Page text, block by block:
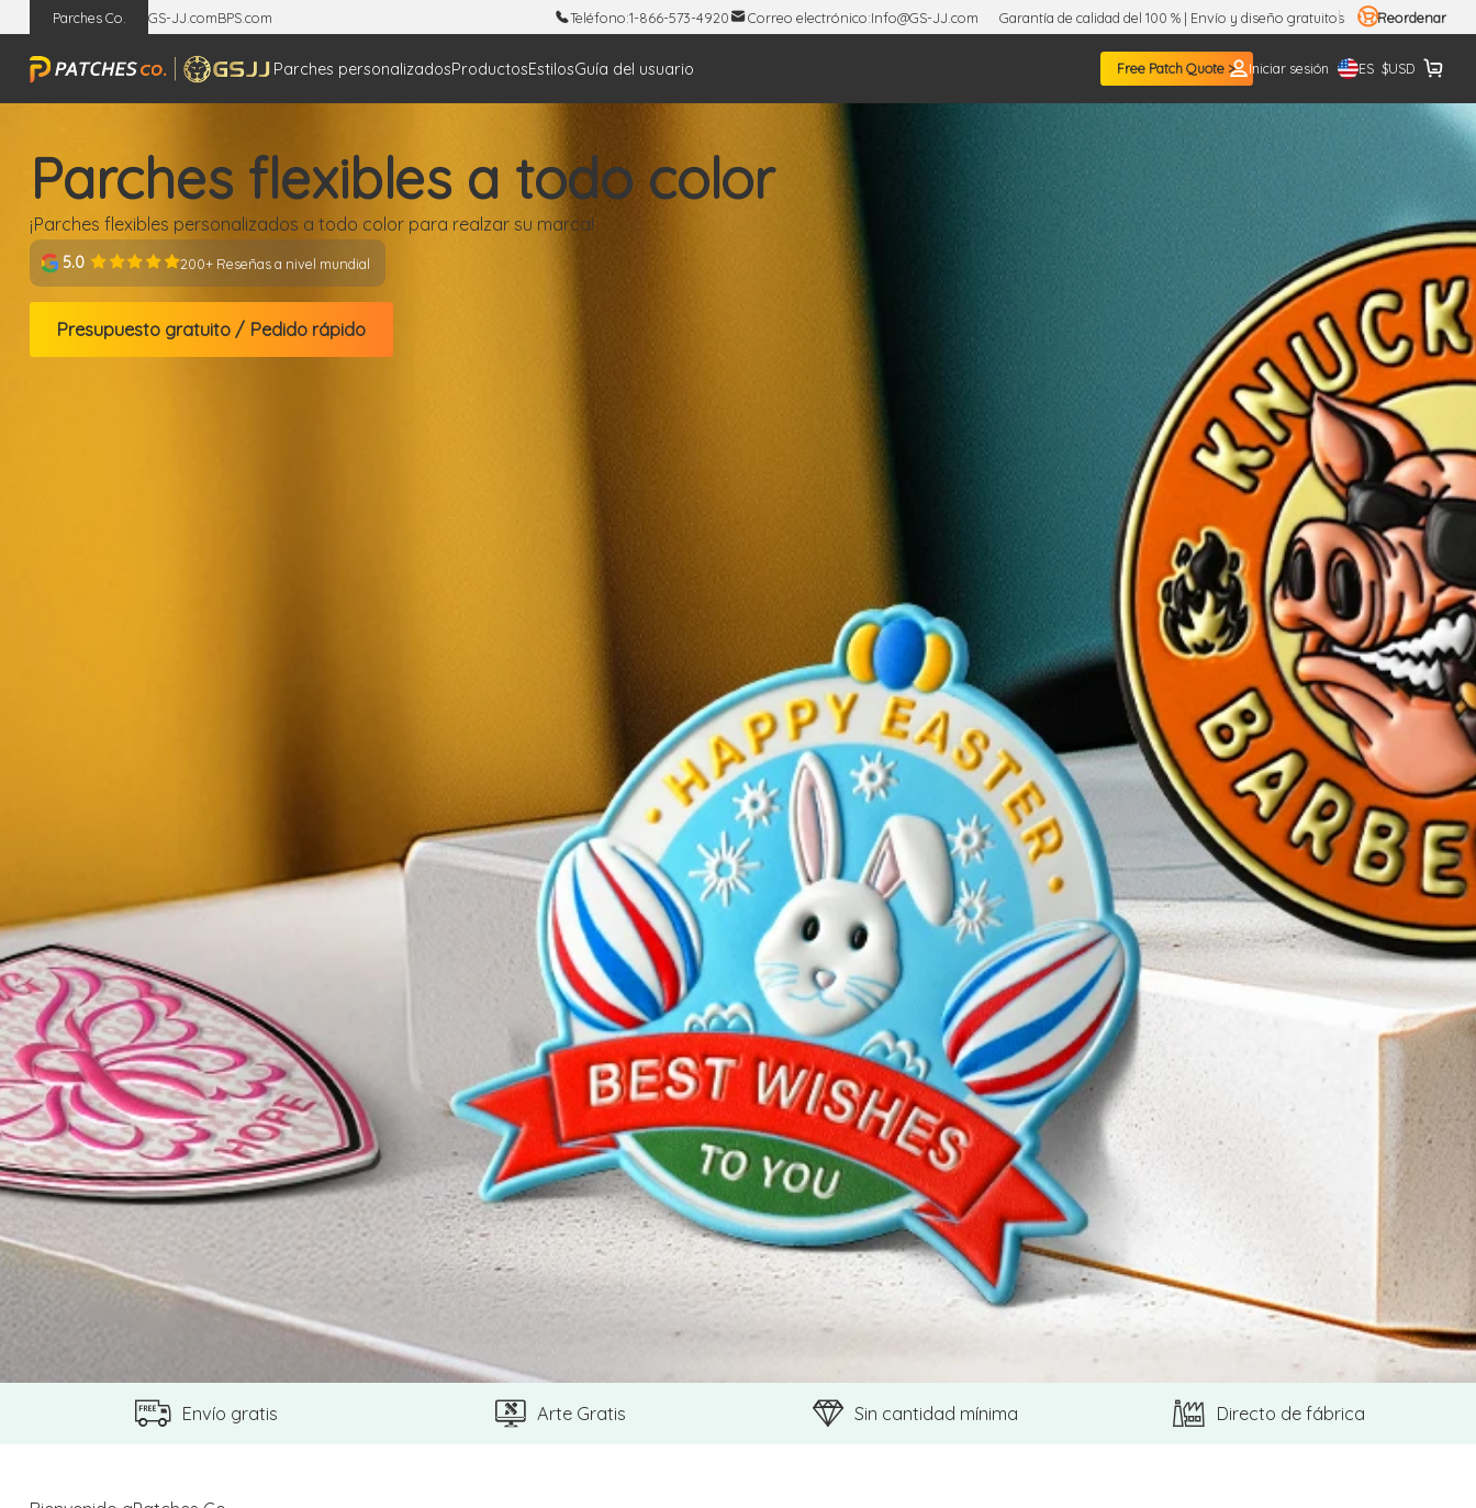
Parches Co. GS-JJ.comBPS.com Teléfono:1-866-573-4920 Correo electrónico:Info@GS-JJ.com Garantía de calidad del 100 % | Envío y diseño gratuitos Reordenar
Parches personalizadosProductosEstilosGuía del usuario Free Patch Quote > Iniciar sesión ES $USD
Parches flexibles a todo color
5.0 200+ Reseñas a nivel mundial
¡Parches flexibles personalizados a todo color para realzar su marca!
Presupuesto gratuito / Pedido rápido
Envío gratis Arte Gratis Sin cantidad mínima Directo de fábrica